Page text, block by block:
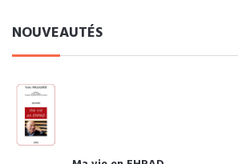
NOUVEAUTÉS